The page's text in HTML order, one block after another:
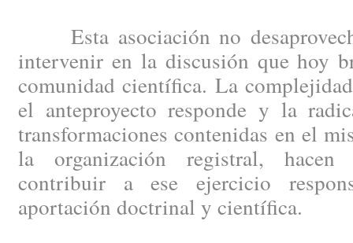
Esta asociación no
intervenir en la discusión que hoy
comunidad científica. La
el anteproyecto responde y la
transformaciones contenidas en el
la organización registral, hacen
contribuir a ese ejercicio
aportación doctrinal y científica.